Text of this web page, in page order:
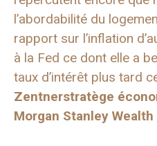
l’abordabilité du
rapport sur l’inflation
à la Fed ce dont elle a
taux d’intérêt plus tard
Zentnerstratège
Morgan Stanley